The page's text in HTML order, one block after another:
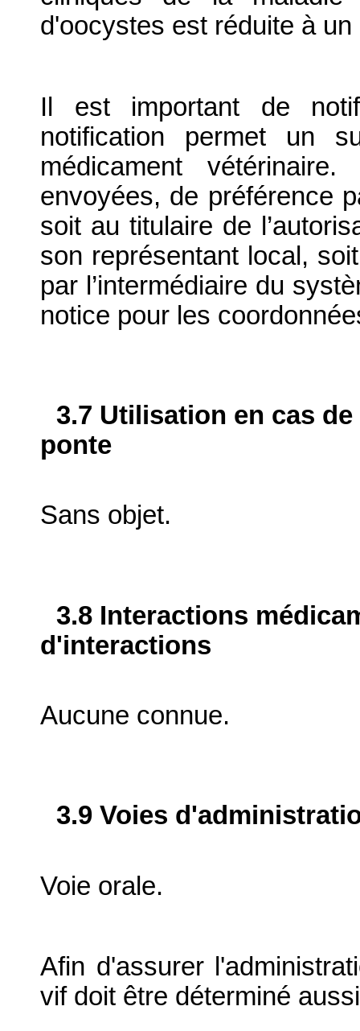
d'oocystes est réduite à
Il est important de
notification permet un
médicament
envoyées, de préférence
soit au titulaire de
son représentant local,
par l’intermédiaire du
notice pour les
3.7 Utilisation en cas
ponte
Sans objet.
3.8 Interactions
d'interactions
Aucune connue.
3.9 Voies
Voie orale.
Afin d'assurer
vif doit être déterminé